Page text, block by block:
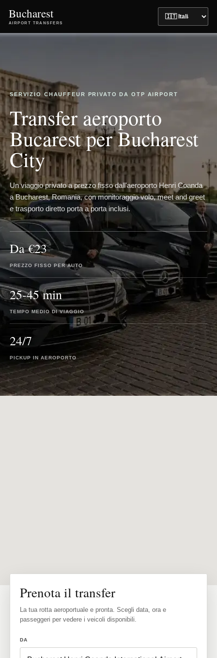
Bucharest
AIRPORT TRANSFERS
SERVIZIO CHAUFFEUR PRIVATO DA OTP AIRPORT
Transfer aeroporto
Bucarest per Bucharest
City
Un viaggio privato a prezzo fisso dall'aeroporto Henri Coanda
a Bucharest, Romania, con monitoraggio volo, meet and greet
e trasporto diretto porta a porta inclusi.
Da €23
PREZZO FISSO PER AUTO
25-45 min
TEMPO MEDIO DI VIAGGIO
24/7
PICKUP IN AEROPORTO
Prenota il transfer
La tua rotta aeroportuale e pronta. Scegli data, ora e
passeggeri per vedere i veicoli disponibili.
DA